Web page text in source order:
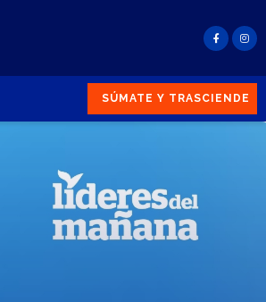
SÚMATE Y TRASCIENDE